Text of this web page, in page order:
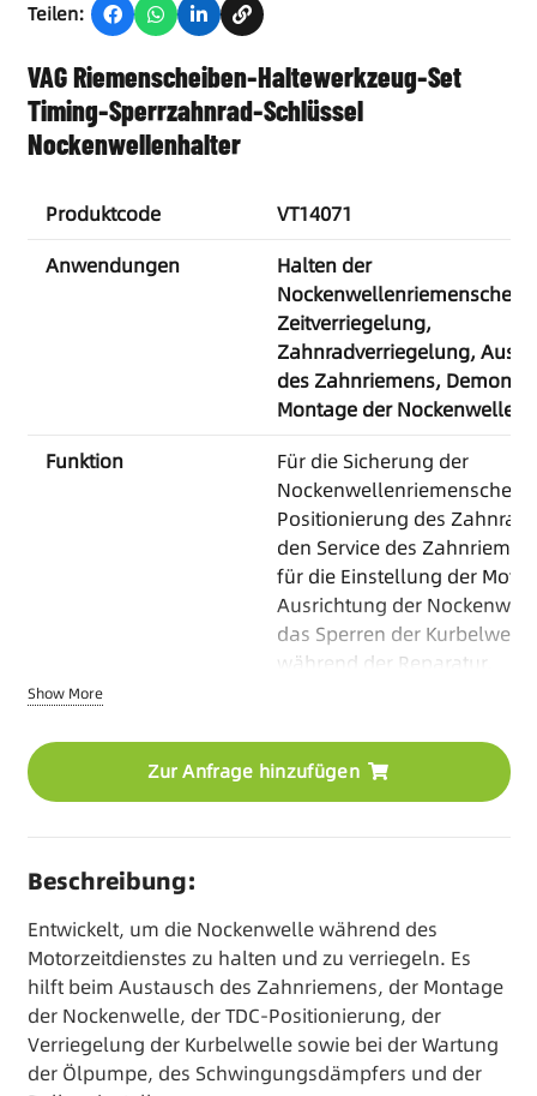
Teilen:
VAG Riemenscheiben-Haltewerkzeug-Set
Timing-Sperrzahnrad-Schlüssel
Nockenwellenhalter
Produktcode
VT14071
Anwendungen
Halten der
Zeitverriegelung,
Zahnradverriegelung,
des Zahnriemens,
Montage der Nockenwelle
Funktion
Für die Sicherung der
Positionierung des Zahnrad
den Service des
für die Einstellung der
Ausrichtung der
das Sperren der Kurbelwelle
während der Reparatur.
Material
Verpackung
Blasformgehäuse
Mindestbestellmenge
Lieferzeit
30-45 Tage/Lagerartikel
Show More
Zur Anfrage hinzufügen
Beschreibung:
Entwickelt, um die Nockenwelle während des
Motorzeitdienstes zu halten und zu verriegeln. Es
hilft beim Austausch des Zahnriemens, der Montage
der Nockenwelle, der TDC-Positionierung, der
Verriegelung der Kurbelwelle sowie bei der Wartung
der Ölpumpe, des Schwingungsdämpfers und der